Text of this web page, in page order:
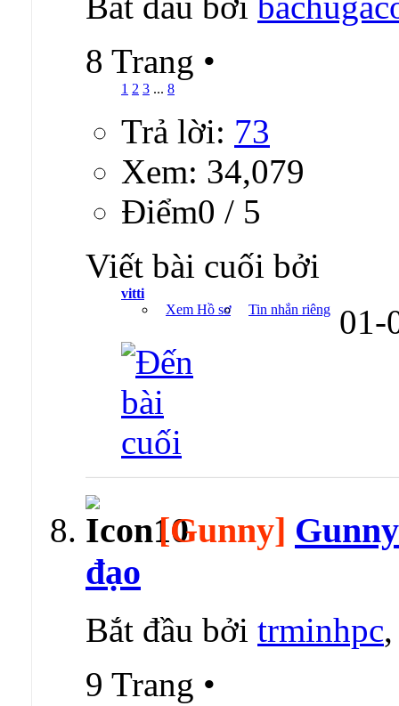
8 Trang •
1 2 3 ... 8
Trả lời: 73
Xem: 34,079
Ðiểm0 / 5
Viết bài cuối bởi
vitti
Xem Hồ sơ
Tin nhắn riêng 01-
[Gunny]
đạo
Bắt đầu bởi trminhpc
9 Trang •